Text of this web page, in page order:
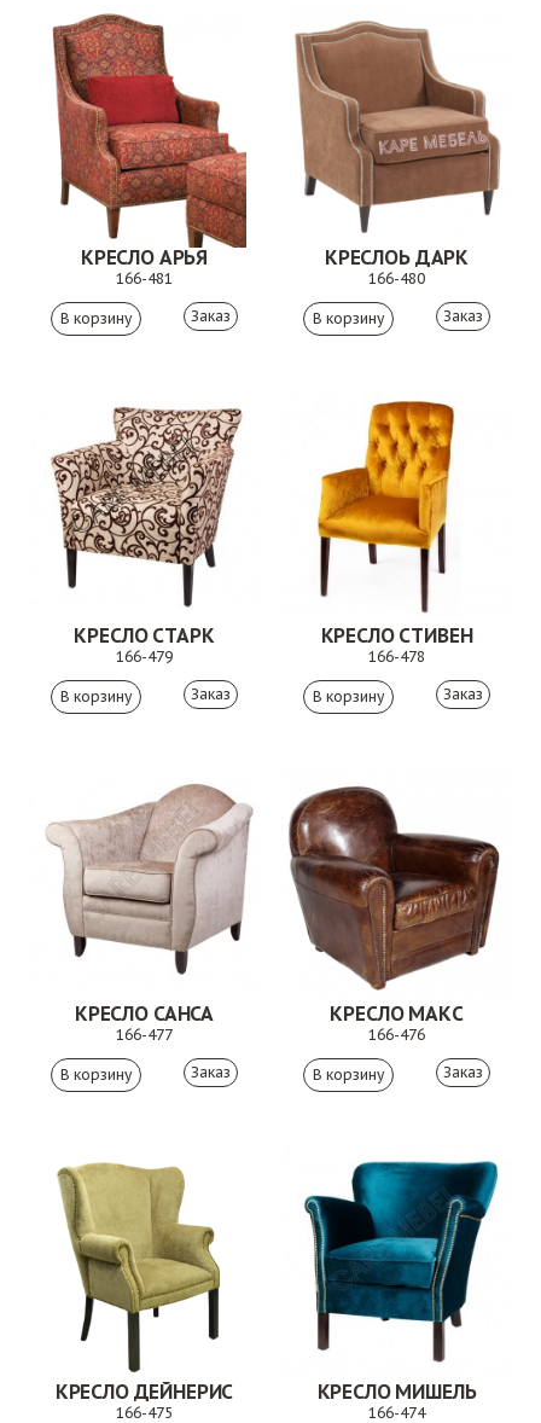
КРЕСЛО АРЬЯ
166-481
Заказ
КРЕСЛОЬ ДАРК
166-480
Заказ
КРЕСЛО СТАРК
166-479
Заказ
КРЕСЛО СТИВЕН
166-478
Заказ
КРЕСЛО САНСА
166-477
Заказ
КРЕСЛО МАКС
166-476
Заказ
КРЕСЛО ДЕЙНЕРИС
166-475
КРЕСЛО МИШЕЛЬ
166-474